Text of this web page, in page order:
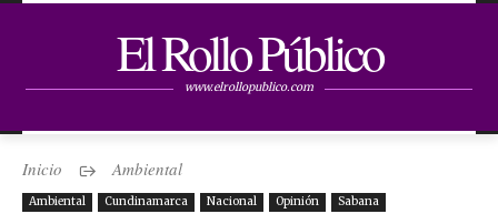
El Rollo Público
www.elrollopublico.com
Inicio Ambiental
Ambiental Cundinamarca Nacional Opinión Sabana